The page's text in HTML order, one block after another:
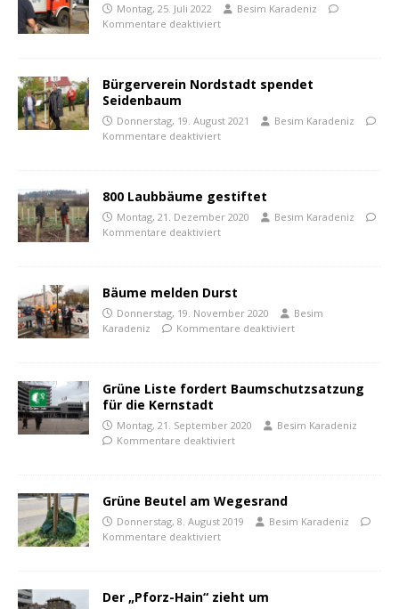
Montag, 25. Juli 2022
Besim Karadeniz
Kommentare deaktiviert
Bürgerverein Nordstadt spendet
Seidenbaum
Donnerstag, 19. August 2021
Besim Karadeniz
Kommentare deaktiviert
800 Laubbäume gestiftet
Montag, 21. Dezember 2020
Besim Karadeniz
Kommentare deaktiviert
Bäume melden Durst
Donnerstag, 19. November 2020
Besim
Karadeniz
Kommentare deaktiviert
Grüne Liste fordert Baumschutzsatzung
für die Kernstadt
Montag, 21. September 2020
Besim Karadeniz
Kommentare deaktiviert
Grüne Beutel am Wegesrand
Donnerstag, 8. August 2019
Besim Karadeniz
Kommentare deaktiviert
Der „Pforz-Hain“ zieht um